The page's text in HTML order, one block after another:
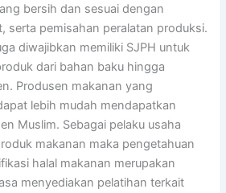
bersih dan sesuai dengan
serta pemisahan peralatan produksi.
diwajibkan memiliki SJPH untuk
dari bahan baku hingga
Produsen makanan yang
lebih mudah mendapatkan
Muslim. Sebagai pelaku usaha
makanan maka pengetahuan
halal makanan merupakan
menyediakan pelatihan terkait